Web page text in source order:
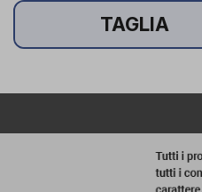
TAGLIA